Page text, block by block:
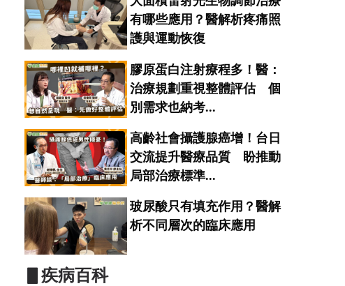
有哪些應用？醫解析疼痛照
護與運動恢復
膠原蛋白注射療程多！醫：
治療規劃重視整體評估 個
別需求也納考...
高齡社會攝護腺癌增！台日
交流提升醫療品質 盼推動
局部治療標準...
玻尿酸只有填充作用？醫解
析不同層次的臨床應用
▋疾病百科